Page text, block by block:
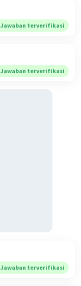
Jawaban terverifikasi
Jawaban terverifikasi
Jawaban terverifikasi